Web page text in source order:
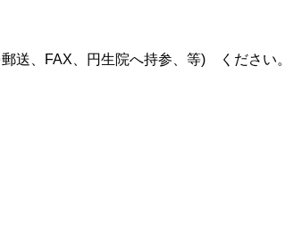
送、FAX、円生院へ持参、等) ください。